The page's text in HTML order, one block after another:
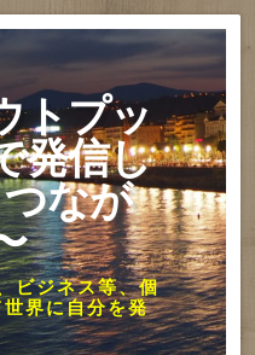
トプッ
発信し
なが
ビジネス等、個
界に自分を発